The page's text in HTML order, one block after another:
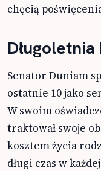
chęcią
Senator Duniam
ostatnie 10 jako
W swoim
traktował swoje
kosztem życia
długi czas w